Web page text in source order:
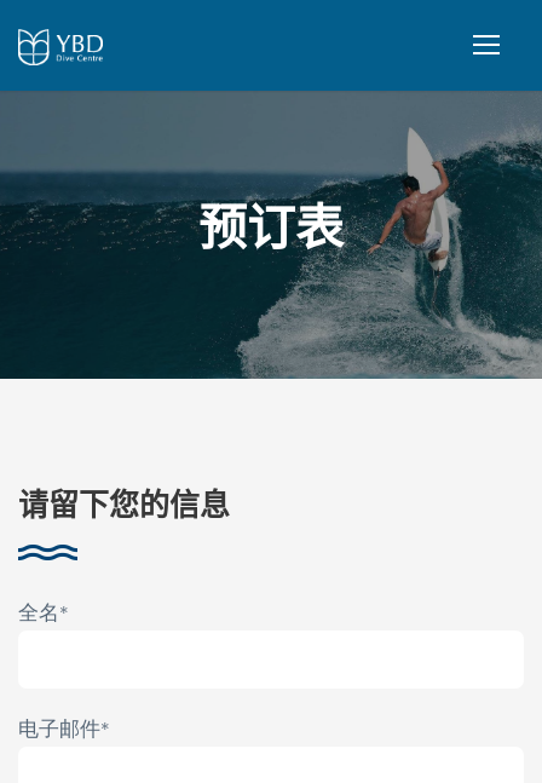
预订表
请留下您的信息
全名*
电子邮件*